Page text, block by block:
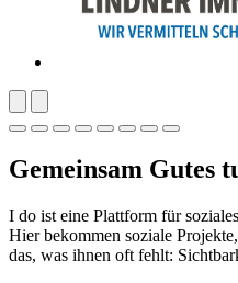
Gemeinsam Gutes
I do ist eine Plattform für
Hier bekommen soziale
das, was ihnen oft fehlt: